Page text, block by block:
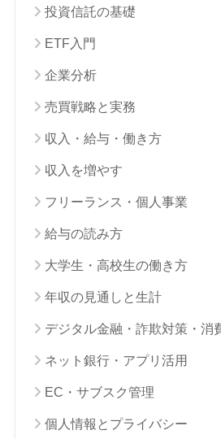
投資信託の基礎
ETF入門
企業分析
売買戦略と実務
収入・給与・働き方
収入を増やす
フリーランス・個人事業
給与の読み方
大学生・高校生の働き方
年収の見通しと生計
デジタル金融・詐欺対策・消
ネット銀行・アプリ活用
EC・サブスク管理
個人情報とプライバシー